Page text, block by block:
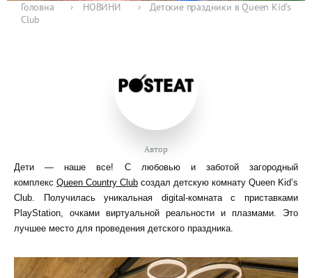
Головна › НОВИНИ ›
Детские праздники в Queen Kid’s
Club
Автор
Дети — наше все! С любовью и заботой загородный
комплекс Queen Country Club создал детскую комнату Queen Kid’s
Club. Получилась уникальная digital-комната с приставками
PlayStation, очками виртуальной реальности и плазмами. Это
лучшее место для проведения детского праздника.